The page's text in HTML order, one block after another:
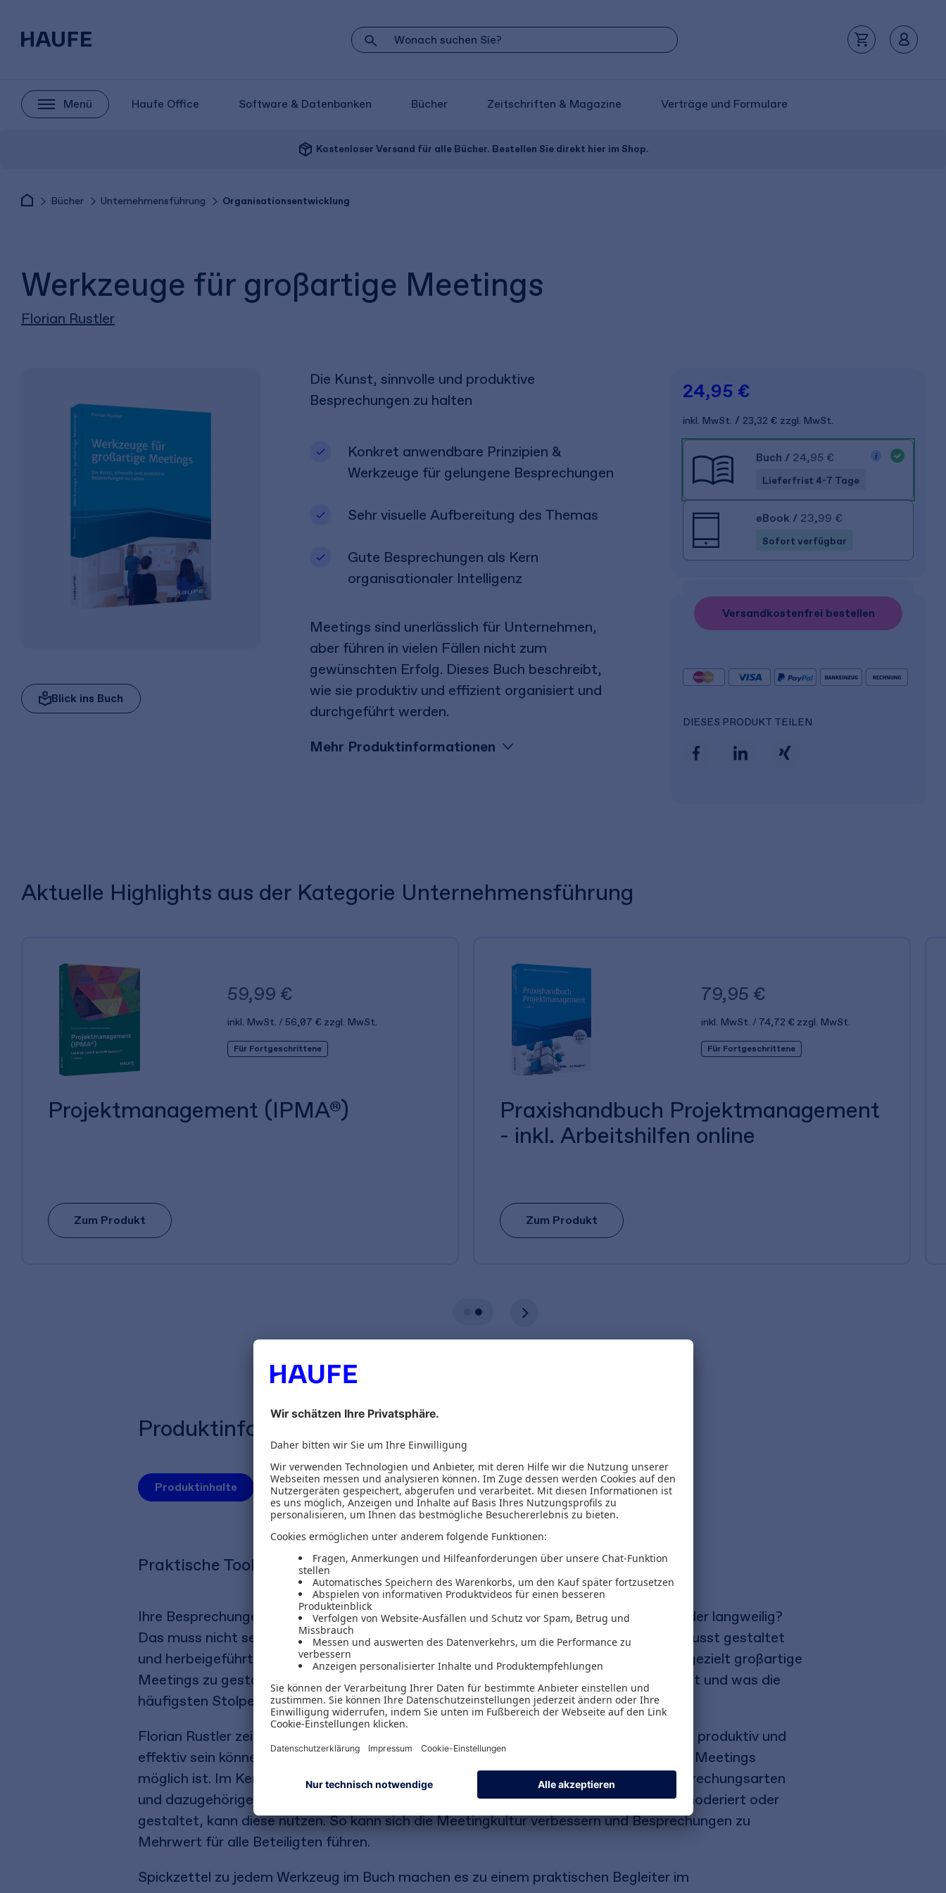
Menü Haufe Office Software & Datenbanken Bücher Zeitschriften & Magazine Verträge und Formulare
package_2 Kostenloser Versand für alle Bücher. Bestellen Sie direkt hier im Shop.
Bücher Unternehmensführung Organisationsentwicklung
Werkzeuge für großartige Meetings
Florian Rustler
Blick ins Buch
Die Kunst, sinnvolle und produktive
Besprechungen zu halten
Konkret anwendbare Prinzipien &
Werkzeuge für gelungene Besprechungen
Sehr visuelle Aufbereitung des Themas
Gute Besprechungen als Kern
organisationaler Intelligenz
Meetings sind unerlässlich für Unternehmen,
aber führen in vielen Fällen nicht zum
gewünschten Erfolg. Dieses Buch beschreibt,
wie sie produktiv und effizient organisiert und
durchgeführt werden.
Mehr Produktinformationen
24,95 €
inkl. MwSt. 23,32 € zzgl. MwSt.
Buch / 24,95 €
Lieferfrist 4-7 Tage
eBook / 23,99 €
Sofort verfügbar
Versandkostenfrei bestellen
DIESES PRODUKT TEILEN
Aktuelle Highlights aus der Kategorie Unternehmensführung
59,99 €
inkl. MwSt. 56,07 € zzgl. MwSt.
Für Fortgeschrittene
Projektmanagement (IPMA®)
Zum Produkt
79,95 €
inkl. MwSt. 74,72 € zzgl. MwSt.
Für Fortgeschrittene
Praxishandbuch Projektmanagement
- inkl. Arbeitshilfen online
Zum Produkt
Produktinformationen
Produktinhalte Autoren Inhaltsverzeichnis
Praktische Tools für großartige Meetings​
Ihre Besprechungen sind ineffizient, wenig effektiv und manchmal auch zermürbend oder langweilig?
Das muss nicht sein! Produktive Meetings (egal ob virtuell oder in Person) können bewusst gestaltet
und herbeigeführt werden. Hier erfahren Sie, welche Praktiken Sie nutzen können, um gezielt großartige
Meetings zu gestalten. Lesen Sie, worauf es dabei in der Umsetzung konkret ankommt und was die
häufigsten Stolpersteine auf dem Weg zu richtig guten Besprechungen sind.
Florian Rustler zeigt aus seiner Erfahrung mit vielen Unternehmen, wie Besprechungen produktiv und
effektiv sein können und eine bessere Zusammenarbeit in der Organisation durch gute Meetings
möglich ist. Im Kern des Buches steht ein Meeting-Framework mit vier zentralen Besprechungsarten
und dazugehörigen Meeting-Werkzeugen. Jeder, der regelmäßig Meetings einberuft, moderiert oder
gestaltet, kann diese nutzen. So kann sich die Meetingkultur verbessern und Besprechungen zu
Mehrwert für alle Beteiligten führen.
Spickzettel zu jedem Werkzeug im Buch machen es zu einem praktischen Begleiter im